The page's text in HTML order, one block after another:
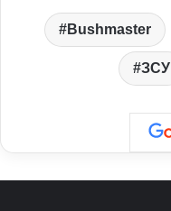
Bushmaster
ЗСУ